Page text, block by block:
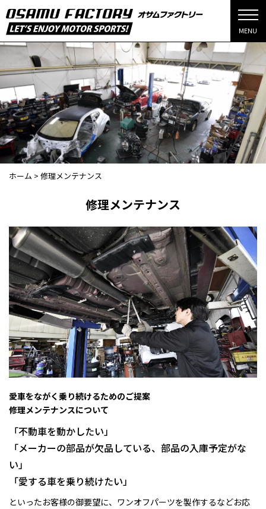
MENU
ホーム > 修理メンテナンス
修理メンテナンス
愛車をながく乗り続けるためのご提案
修理メンテナンスについて
「不動車を動かしたい」
「メーカーの部品が欠品している、部品の入庫予定がな
い」
「愛する車を乗り続けたい」
といったお客様の御要望に、ワンオフパーツを製作するなどお応